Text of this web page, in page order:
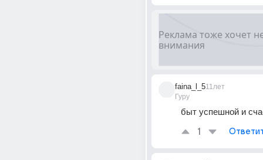
faina_l_5
Гуру
11лет
быт успешной и
1